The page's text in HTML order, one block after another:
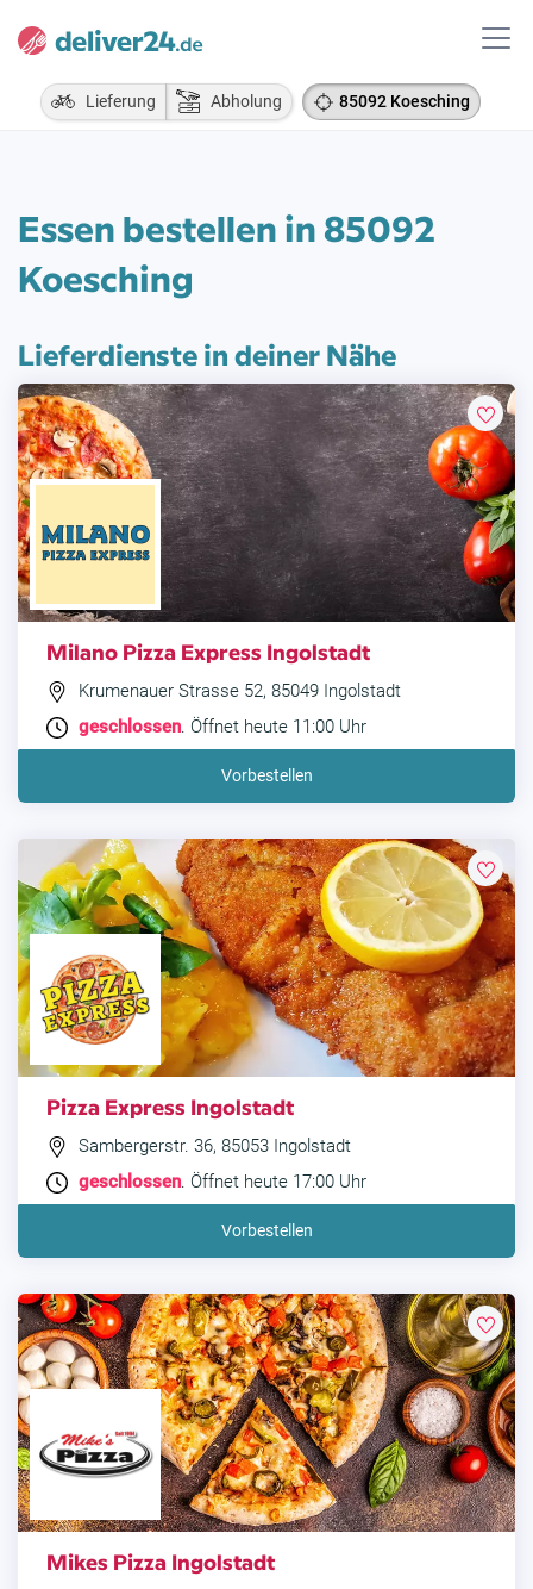
Lieferung Abholung 85092 Koesching
Essen bestellen in 85092
Koesching
Lieferdienste in deiner Nähe
Milano Pizza Express Ingolstadt
Krumenauer Strasse 52, 85049 Ingolstadt
geschlossen. Öffnet heute 11:00 Uhr
Vorbestellen
Pizza Express Ingolstadt
Sambergerstr. 36, 85053 Ingolstadt
geschlossen. Öffnet heute 17:00 Uhr
Vorbestellen
Mikes Pizza Ingolstadt